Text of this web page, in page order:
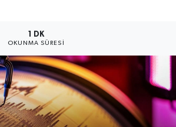
1 DK
OKUNMA SÜRESI